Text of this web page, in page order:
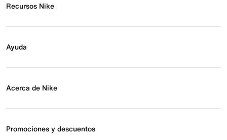
Recursos Nike
Regístrate para recibir correos
Ayuda
Preguntas frecuentes
Devoluciones
Acerca de Nike
Noticias
Promociones y descuentos